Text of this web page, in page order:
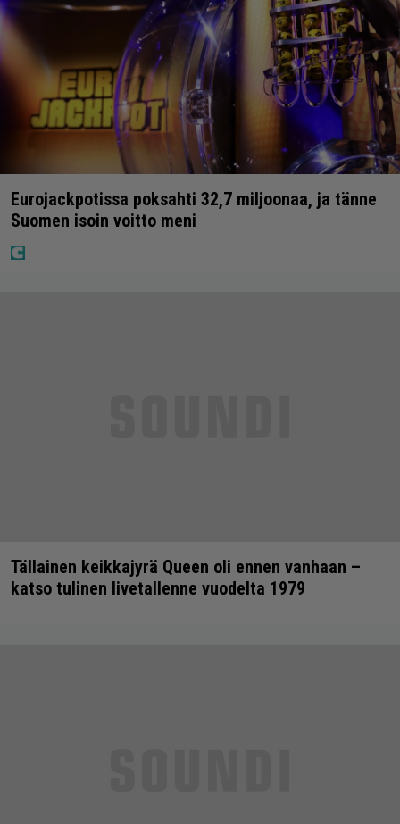
Eurojackpotissa poksahti 32,7 miljoonaa, ja tänne
Suomen isoin voitto meni
Tällainen keikkajyrä Queen oli ennen vanhaan –
katso tulinen livetallenne vuodelta 1979